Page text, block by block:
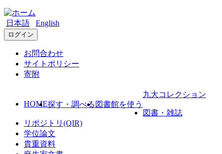
日本語 English
ログイン
お問合わせ
サイトポリシー
寄附
HOME探す・調べる 図書館を使う
九大コレクション
図書・雑誌
リポジトリ(QIR)
学位論文
貴重資料